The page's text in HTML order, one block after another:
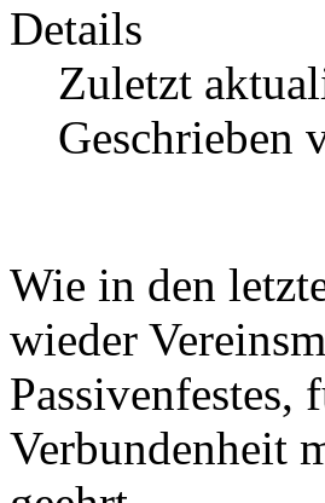
Details
Zuletzt
Geschrieben
Wie in den
wieder
Passivenfestes,
Verbundenheit